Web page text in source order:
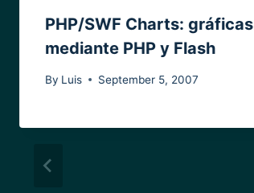
PHP/SWF Charts: gráficas
mediante PHP y Flash
By Luis September 5, 2007